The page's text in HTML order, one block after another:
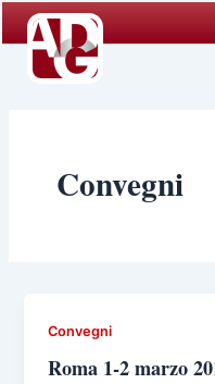
contenuto
Convegni
Convegni
Roma 1-2 marzo